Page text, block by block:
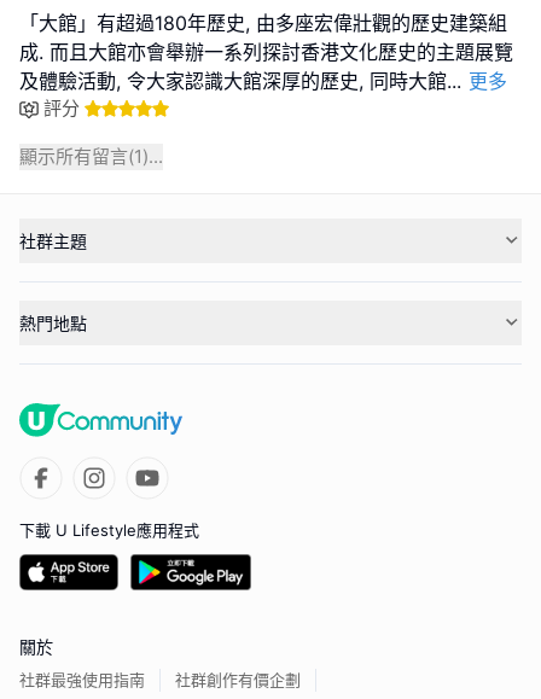
「大館」有超過180年歷史, 由多座宏偉壯觀的歷史建築組
成. 而且大館亦會舉辦一系列探討香港文化歷史的主題展覽
及體驗活動, 令大家認識大館深厚的歷史, 同時大館... 更多
評分
顯示所有留言(1)...
社群主題
熱門地點
下載 U Lifestyle應用程式
關於
社群最強使用指南 社群創作有價企劃